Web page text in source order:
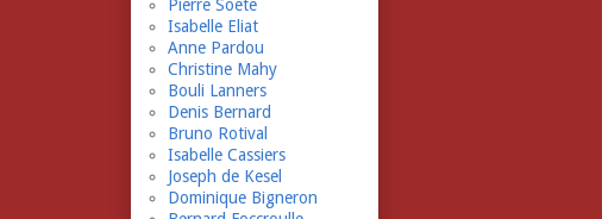
Pierre Soete
Isabelle Eliat
Anne Pardou
Christine Mahy
Bouli Lanners
Denis Bernard
Bruno Rotival
Isabelle Cassiers
Joseph de Kesel
Dominique Bigneron